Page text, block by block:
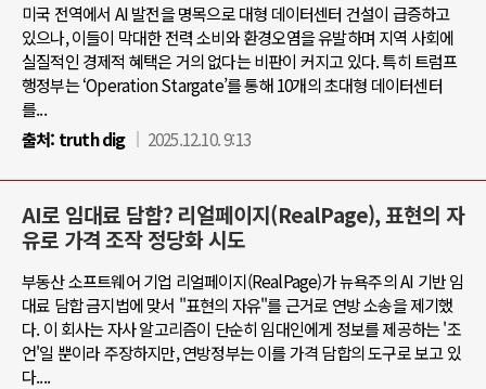
미국 전역에서 AI 발전을 명목으로 대형 데이터센터 건설이 급증하고
있으나, 이들이 막대한 전력 소비와 환경오염을 유발하며 지역 사회에
실질적인 경제적 혜택은 거의 없다는 비판이 커지고 있다. 특히 트럼프
행정부는 ‘Operation Stargate’를 통해 10개의 초대형 데이터센터
를...
출처: truth dig 2025.12.10. 9:13
AI로 임대료 담합? 리얼페이지(RealPage), 표현의 자
유로 가격 조작 정당화 시도
부동산 소프트웨어 기업 리얼페이지(RealPage)가 뉴욕주의 AI 기반 임
대료 담합 금지법에 맞서 "표현의 자유"를 근거로 연방 소송을 제기했
다. 이 회사는 자사 알고리즘이 단순히 임대인에게 정보를 제공하는 '조
언'일 뿐이라 주장하지만, 연방정부는 이를 가격 담합의 도구로 보고 있
다....